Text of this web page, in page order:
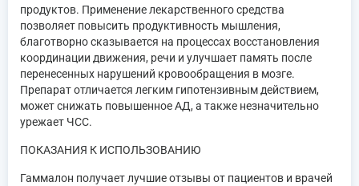
продуктов. Применение лекарственного средства
позволяет повысить продуктивность мышления,
благотворно сказывается на процессах восстановления
координации движения, речи и улучшает память после
перенесенных нарушений кровообращения в мозге.
Препарат отличается легким гипотензивным действием,
может снижать повышенное АД, а также незначительно
урежает ЧСС.
ПОКАЗАНИЯ К ИСПОЛЬЗОВАНИЮ
Гаммалон получает лучшие отзывы от пациентов и врачей